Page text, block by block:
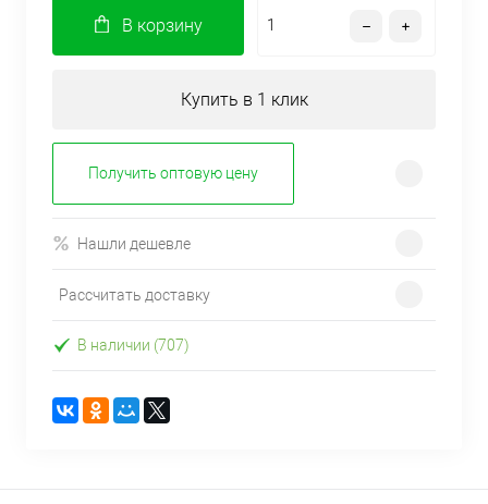
В корзину
Купить в 1 клик
Получить оптовую цену
Нашли дешевле
Рассчитать доставку
В наличии (707)